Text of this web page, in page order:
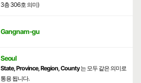
3층 306호 의미)
Gangnam-gu
Seoul
State, Province, Region, County는 모두 같은 의미로
통용 됩니다.